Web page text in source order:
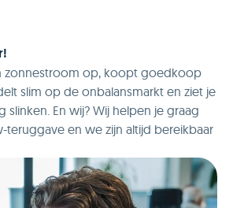
zonnestroom op, koopt goedkoop
slim op de onbalansmarkt en ziet je
slinken. En wij? Wij helpen je graag
teruggave en we zijn altijd bereikbaar